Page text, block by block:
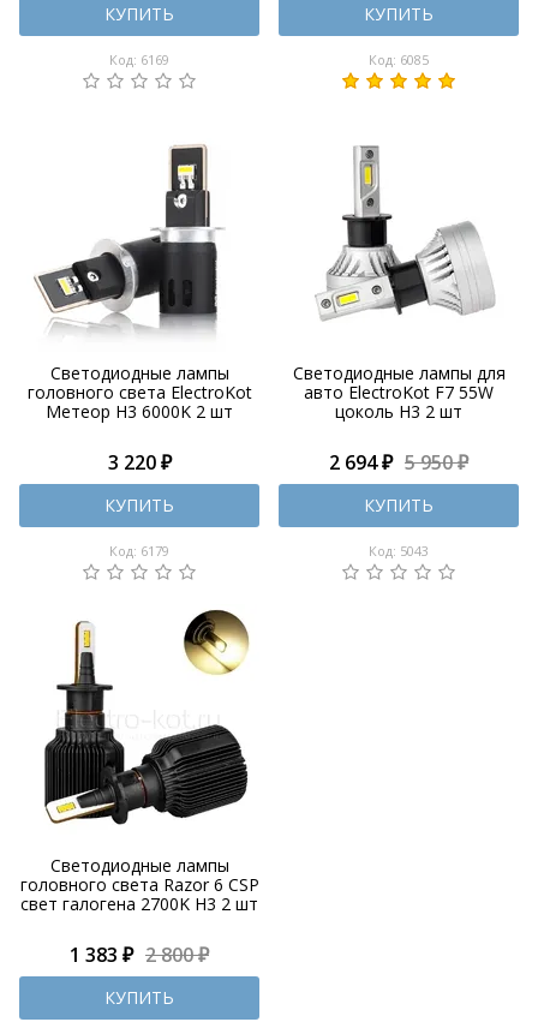
КУПИТЬ
Код: 6169
КУПИТЬ
Код: 6085
Светодиодные лампы
головного света ElectroKot
Метеор H3 6000K 2 шт
3 220 ₽
КУПИТЬ
Код: 6179
Светодиодные лампы для
авто ElectroKot F7 55W
цоколь H3 2 шт
2 694 ₽ 5 950 ₽
КУПИТЬ
Код: 5043
Светодиодные лампы
головного света Razor 6 CSP
свет галогена 2700K H3 2 шт
1 383 ₽ 2 800 ₽
КУПИТЬ